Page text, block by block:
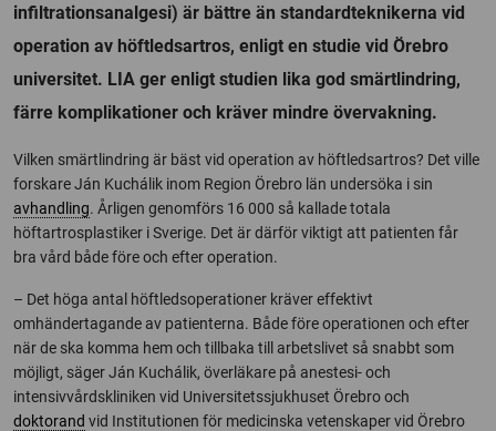
infiltrationsanalgesi) är bättre än standardteknikerna vid
operation av höftledsartros, enligt en studie vid Örebro
universitet. LIA ger enligt studien lika god smärtlindring,
färre komplikationer och kräver mindre övervakning.
Vilken smärtlindring är bäst vid operation av höftledsartros? Det ville
forskare Ján Kuchálik inom Region Örebro län undersöka i sin
avhandling. Årligen genomförs 16 000 så kallade totala
höftartrosplastiker i Sverige. Det är därför viktigt att patienten får
bra vård både före och efter operation.
– Det höga antal höftledsoperationer kräver effektivt
omhändertagande av patienterna. Både före operationen och efter
när de ska komma hem och tillbaka till arbetslivet så snabbt som
möjligt, säger Ján Kuchálik, överläkare på anestesi- och
intensivvårdskliniken vid Universitetssjukhuset Örebro och
doktorand vid Institutionen för medicinska vetenskaper vid Örebro